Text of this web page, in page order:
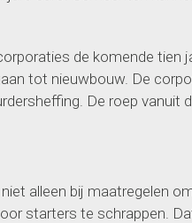
de komende tien
tot nieuwbouw. De
De roep vanuit
alleen bij maatregelen
starters te schrappen.